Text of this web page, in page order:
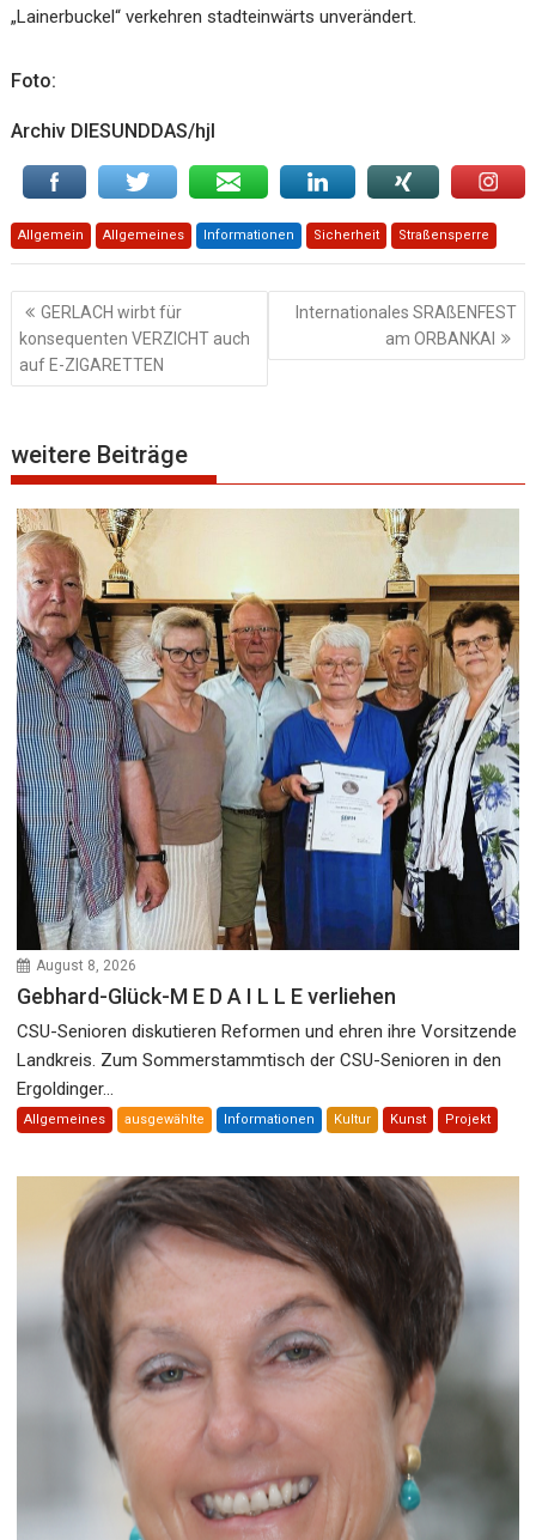
„Lainerbuckel“ verkehren stadteinwärts unverändert.
Foto:
Archiv DIESUNDDAS/hjl
Allgemein Allgemeines Informationen Sicherheit Straßensperre
Beitragsnavigation
GERLACH wirbt für
konsequenten VERZICHT auch
auf E-ZIGARETTEN
Internationales SRAßENFEST
am ORBANKAI
weitere Beiträge
August 8, 2026
Gebhard-Glück-M E D A I L L E verliehen
CSU-Senioren diskutieren Reformen und ehren ihre Vorsitzende
Landkreis. Zum Sommerstammtisch der CSU-Senioren in den
Ergoldinger...
Allgemeines ausgewählte Informationen Kultur Kunst Projekt